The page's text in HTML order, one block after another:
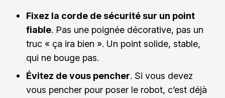
Fixez la corde de sécurité sur un point
fiable. Pas une poignée décorative, pas un
truc « ça ira bien ». Un point solide, stable,
qui ne bouge pas.
Évitez de vous pencher. Si vous devez
vous pencher pour poser le robot, c’est déjà